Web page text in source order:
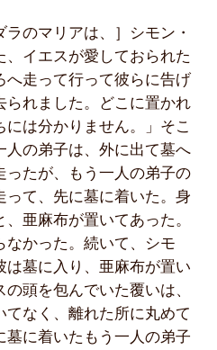
ラのマリアは、］シモン・
イエスが愛しておられた
へ走って行って彼らに告げ
られました。どこに置かれ
は分かりません。」そこ
人の弟子は、外に出て墓へ
ったが、もう一人の弟子の
って、先に墓に着いた。身
亜麻布が置いてあった。
なかった。続いて、シモ
は墓に入り、亜麻布が置い
頭を包んでいた覆いは、
てなく、離れた所に丸めて
墓に着いたもう一人の弟子